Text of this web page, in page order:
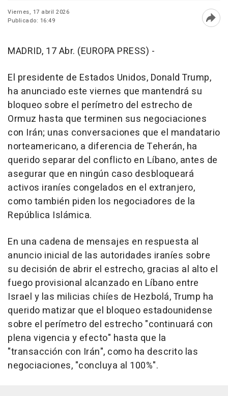
Viernes, 17 abril 2026
Publicado: 16:49
MADRID, 17 Abr. (EUROPA PRESS) -
El presidente de Estados Unidos, Donald Trump,
ha anunciado este viernes que mantendrá su
bloqueo sobre el perímetro del estrecho de
Ormuz hasta que terminen sus negociaciones
con Irán; unas conversaciones que el mandatario
norteamericano, a diferencia de Teherán, ha
querido separar del conflicto en Líbano, antes de
asegurar que en ningún caso desbloqueará
activos iraníes congelados en el extranjero,
como también piden los negociadores de la
República Islámica.
En una cadena de mensajes en respuesta al
anuncio inicial de las autoridades iraníes sobre
su decisión de abrir el estrecho, gracias al alto el
fuego provisional alcanzado en Líbano entre
Israel y las milicias chiíes de Hezbolá, Trump ha
querido matizar que el bloqueo estadounidense
sobre el perímetro del estrecho "continuará con
plena vigencia y efecto" hasta que la
"transacción con Irán", como ha descrito las
negociaciones, "concluya al 100%".